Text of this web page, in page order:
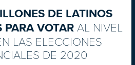
DE LATINOS
PARA VOTAR AL NIVEL
LAS ELECCIONES
DE 2020